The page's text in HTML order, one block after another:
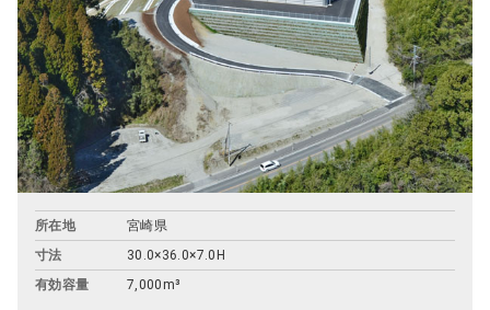
所在地
宮崎県
寸法
30.0×36.0×7.0H
有効容量
7,000m³